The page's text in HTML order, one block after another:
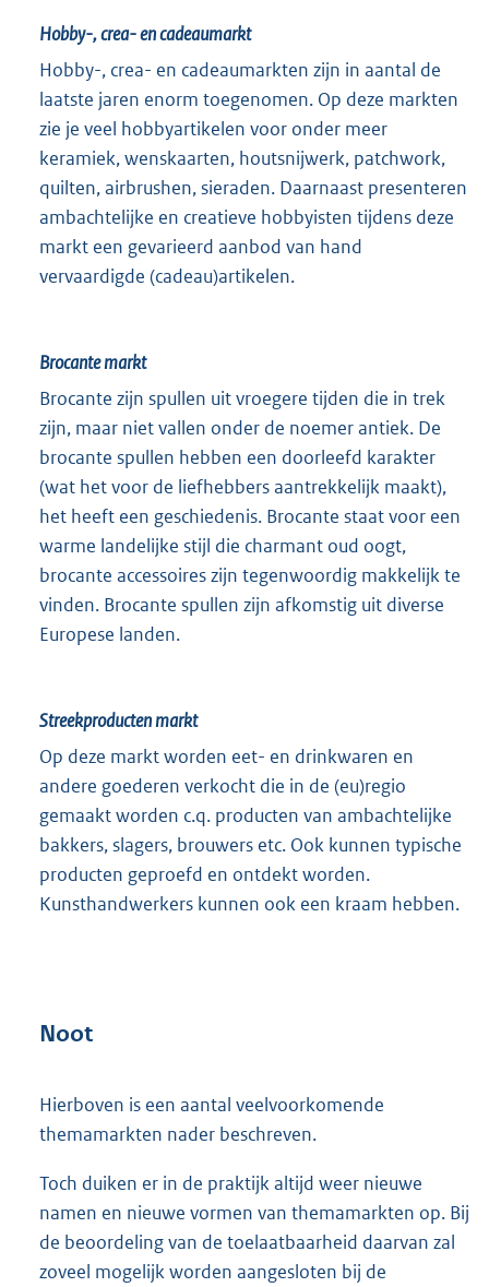
Hobby-, crea- en cadeaumarkt
Hobby-, crea- en cadeaumarkten zijn in aantal de
laatste jaren enorm toegenomen. Op deze markten
zie je veel hobbyartikelen voor onder meer
keramiek, wenskaarten, houtsnijwerk, patchwork,
quilten, airbrushen, sieraden. Daarnaast presenteren
ambachtelijke en creatieve hobbyisten tijdens deze
markt een gevarieerd aanbod van hand
vervaardigde (cadeau)artikelen.
Brocante markt
Brocante zijn spullen uit vroegere tijden die in trek
zijn, maar niet vallen onder de noemer antiek. De
brocante spullen hebben een doorleefd karakter
(wat het voor de liefhebbers aantrekkelijk maakt),
het heeft een geschiedenis. Brocante staat voor een
warme landelijke stijl die charmant oud oogt,
brocante accessoires zijn tegenwoordig makkelijk te
vinden. Brocante spullen zijn afkomstig uit diverse
Europese landen.
Streekproducten markt
Op deze markt worden eet- en drinkwaren en
andere goederen verkocht die in de (eu)regio
gemaakt worden c.q. producten van ambachtelijke
bakkers, slagers, brouwers etc. Ook kunnen typische
producten geproefd en ontdekt worden.
Kunsthandwerkers kunnen ook een kraam hebben.
Noot
Hierboven is een aantal veelvoorkomende
themamarkten nader beschreven.
Toch duiken er in de praktijk altijd weer nieuwe
namen en nieuwe vormen van themamarkten op. Bij
de beoordeling van de toelaatbaarheid daarvan zal
zoveel mogelijk worden aangesloten bij de